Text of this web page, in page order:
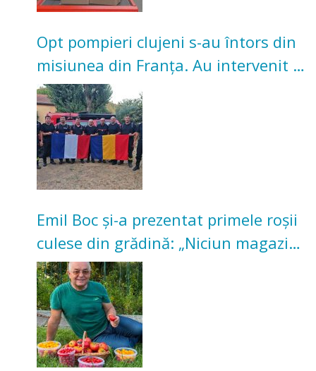
Opt pompieri clujeni s-au întors din
misiunea din Franța. Au intervenit la
incendii de vegetație și pădure
Emil Boc și-a prezentat primele roșii
culese din grădină: „Niciun magazin
nu poate oferi această satisfacție”